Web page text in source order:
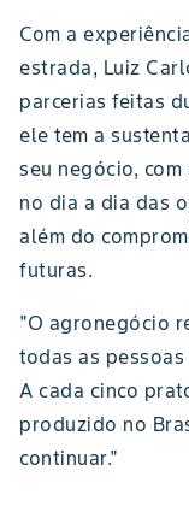
Com a
estrada, Luiz
parcerias feitas
ele tem a
seu negócio,
no dia a dia das
além do
futuras.
"O agronegócio
todas as
A cada cinco
produzido no
continuar."